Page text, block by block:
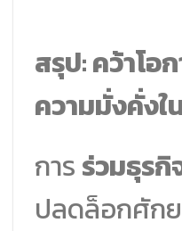
สรุป: คว้าโอ
ความมั่งคั่ง
การ ร่วมธุรกิ
ปลดล็อกศัก